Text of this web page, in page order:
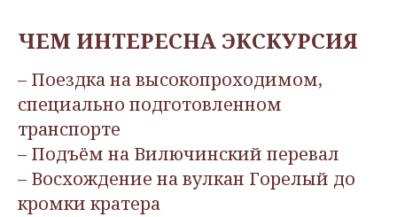
ЧЕМ ИНТЕРЕСНА ЭКСКУРСИЯ
– Поездка на высокопроходимом,
специально подготовленном
транспорте
– Подъём на Вилючинский перевал
– Восхождение на вулкан Горелый до
кромки кратера